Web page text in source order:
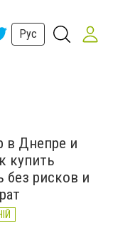
Рус
в Днепре и
купить
без рисков и